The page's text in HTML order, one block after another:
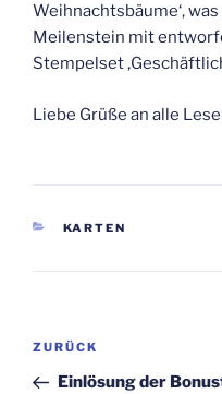
Weihnachtsbäume‘,
Meilenstein mit
Stempelset
Liebe Grüße an alle
KATEGORIEN
KARTEN
Beitragsnavigation
Vorheriger
Beitrag
ZURÜCK
Einlösung der